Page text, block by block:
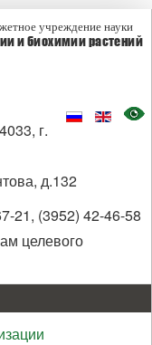
учреждение науки
и биохимии растений
г.
д.132
21, (3952) 42-46-58
целевого